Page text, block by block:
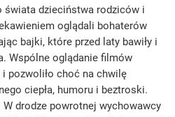
świata dzieciństwa rodziców i
oglądali bohaterów
bajki, które przed laty bawiły i
Wspólne oglądanie filmów
pozwoliło choć na chwilę
ciepła, humoru i beztroski.
W drodze powrotnej wychowawcy